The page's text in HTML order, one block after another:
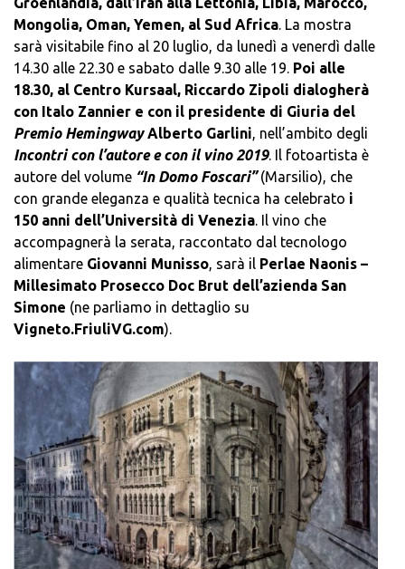
Mongolia, Oman, Yemen, al Sud Africa. La mostra
sarà visitabile fino al 20 luglio, da lunedì a venerdì dalle
14.30 alle 22.30 e sabato dalle 9.30 alle 19. Poi alle
18.30, al Centro Kursaal, Riccardo Zipoli dialogherà
con Italo Zannier e con il presidente di Giuria del
Premio HemingwayAlberto Garlini, nell’ambito degli
Incontri con l’autore e con il vino 2019. Il fotoartista è
autore del volume “In Domo Foscari”(Marsilio), che
con grande eleganza e qualità tecnica ha celebrato i
150 anni dell’Università di Venezia. Il vino che
accompagnerà la serata, raccontato dal tecnologo
alimentare Giovanni Munisso, sarà il Perlae Naonis –
Millesimato Prosecco Doc Brut dell’azienda San
Simone (ne parliamo in dettaglio su
Vigneto.FriuliVG.com).